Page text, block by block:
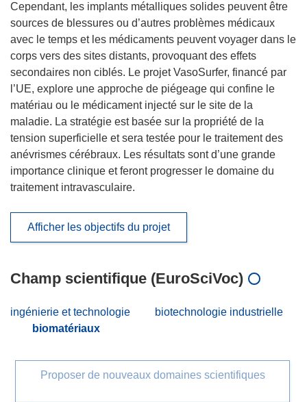
Cependant, les implants métalliques solides peuvent être
sources de blessures ou d’autres problèmes médicaux
avec le temps et les médicaments peuvent voyager dans le
corps vers des sites distants, provoquant des effets
secondaires non ciblés. Le projet VasoSurfer, financé par
l’UE, explore une approche de piégeage qui confine le
matériau ou le médicament injecté sur le site de la
maladie. La stratégie est basée sur la propriété de la
tension superficielle et sera testée pour le traitement des
anévrismes cérébraux. Les résultats sont d’une grande
importance clinique et feront progresser le domaine du
traitement intravasculaire.
Afficher les objectifs du projet
Champ scientifique (EuroSciVoc)
ingénierie et technologie
biotechnologie industrielle
biomatériaux
Proposer de nouveaux domaines scientifiques